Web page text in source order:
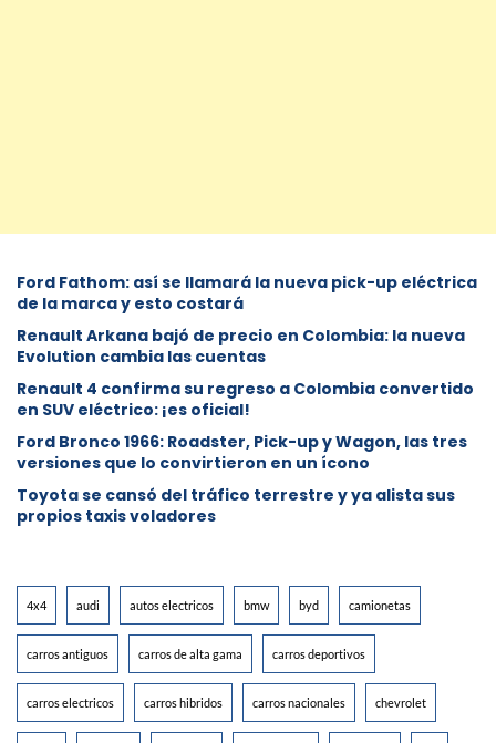
Ford Fathom: así se llamará la nueva pick-up eléctrica
de la marca y esto costará
Renault Arkana bajó de precio en Colombia: la nueva
Evolution cambia las cuentas
Renault 4 confirma su regreso a Colombia convertido
en SUV eléctrico: ¡es oficial!
Ford Bronco 1966: Roadster, Pick-up y Wagon, las tres
versiones que lo convirtieron en un ícono
Toyota se cansó del tráfico terrestre y ya alista sus
propios taxis voladores
4x4 audi autos electricos bmw byd camionetas
carros antiguos carros de alta gama carros deportivos
carros electricos carros hibridos carros nacionales chevrolet